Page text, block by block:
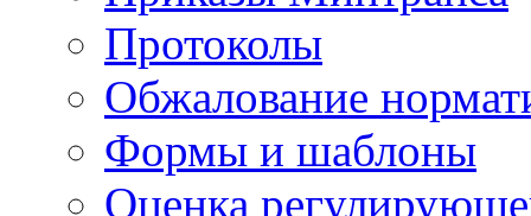
Протоколы
Обжалование
Формы и шаблоны
Оценка